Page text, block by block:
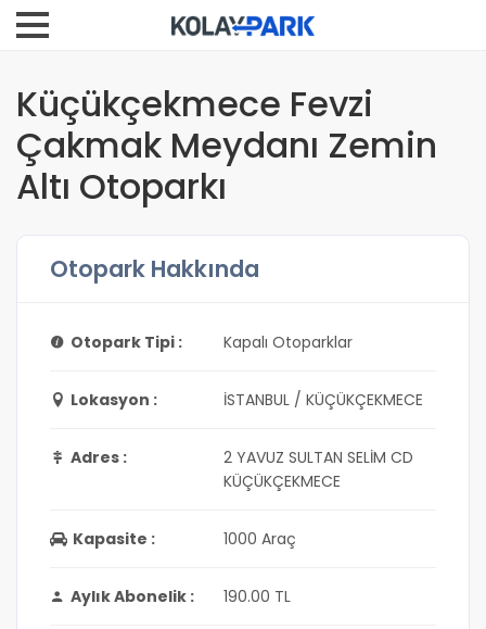
Küçükçekmece Fevzi
Çakmak Meydanı Zemin
Altı Otoparkı
Otopark Hakkında
Otopark Tipi : Kapalı Otoparklar
Lokasyon : İSTANBUL / KÜÇÜKÇEKMECE
Adres :
2 YAVUZ SULTAN SELİM CD
KÜÇÜKÇEKMECE
Kapasite : 1000 Araç
Aylık Abonelik : 190.00 TL